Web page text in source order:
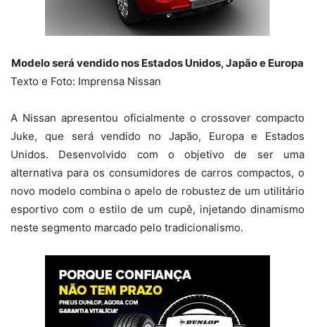
Modelo será vendido nos Estados Unidos, Japão e Europa
Texto e Foto: Imprensa Nissan
A Nissan apresentou oficialmente o crossover compacto
Juke, que será vendido no Japão, Europa e Estados
Unidos. Desenvolvido com o objetivo de ser uma
alternativa para os consumidores de carros compactos, o
novo modelo combina o apelo de robustez de um utilitário
esportivo com o estilo de um cupê, injetando dinamismo
neste segmento marcado pelo tradicionalismo.